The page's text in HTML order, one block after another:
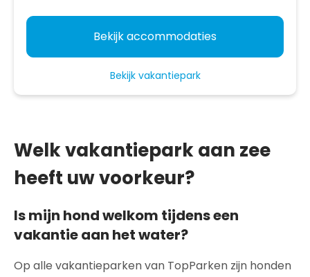
Bekijk accommodaties
Bekijk vakantiepark
Welk vakantiepark aan zee
heeft uw voorkeur?
Is mijn hond welkom tijdens een
vakantie aan het water?
Op alle vakantieparken van TopParken zijn honden